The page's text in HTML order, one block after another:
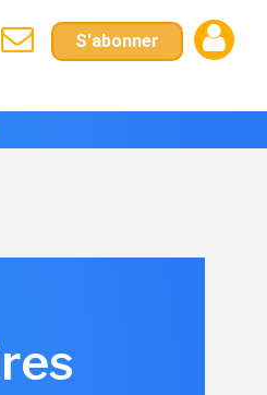
S'abonner